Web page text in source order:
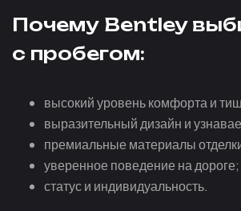
Почему Bentley
с пробегом:
высокий уровень комфорта и
выразительный дизайн и
премиальные материалы
уверенное поведение на дороге;
статус и индивидуальность.